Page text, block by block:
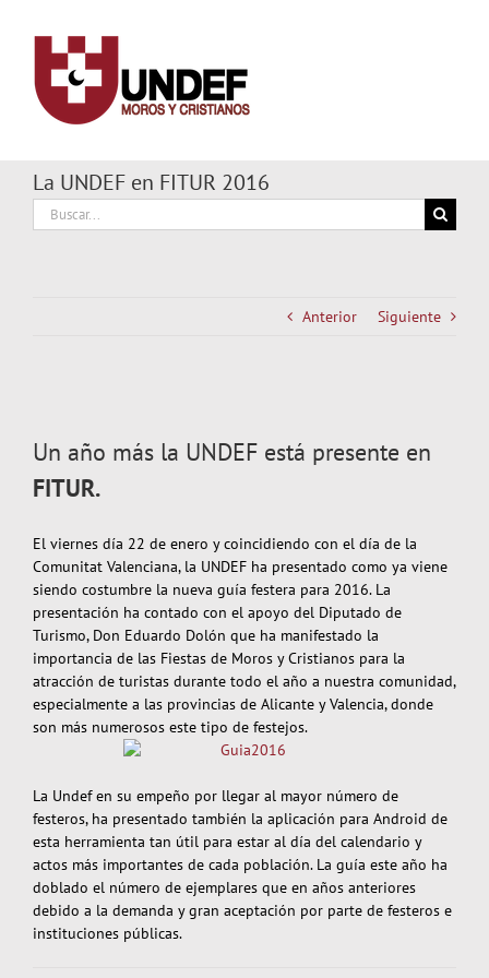
contenido
La UNDEF en FITUR 2016
Buscar:
Anterior Siguiente
más
grande
Un año más la UNDEF está presente en
FITUR.
El viernes día 22 de enero y coincidiendo con el día de la
Comunitat Valenciana, la UNDEF ha presentado como ya viene
siendo costumbre la nueva guía festera para 2016. La
presentación ha contado con el apoyo del Diputado de
Turismo, Don Eduardo Dolón que ha manifestado la
importancia de las Fiestas de Moros y Cristianos para la
atracción de turistas durante todo el año a nuestra comunidad,
especialmente a las provincias de Alicante y Valencia, donde
son más numerosos este tipo de festejos.
La Undef en su empeño por llegar al mayor número de
festeros, ha presentado también la aplicación para Android de
esta herramienta tan útil para estar al día del calendario y
actos más importantes de cada población. La guía este año ha
doblado el número de ejemplares que en años anteriores
debido a la demanda y gran aceptación por parte de festeros e
instituciones públicas.